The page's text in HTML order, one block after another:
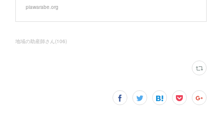
piawarabe.org
地域の助産師さん (106)